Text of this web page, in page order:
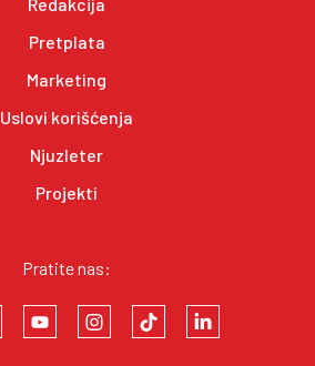
Pretplata
Marketing
Uslovi korišćenja
Njuzleter
Projekti
Pratite nas: